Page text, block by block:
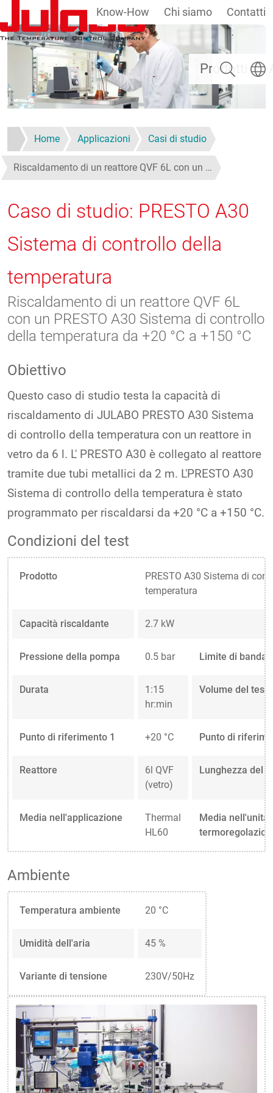
Salta al contenuto principale
Prodotti
Know-How Chi siamo Contatti
Ricerca
Home Applicazioni Casi di studio
Riscaldamento di un reattore QVF 6L con un …
Caso di studio: PRESTO A30
Sistema di controllo della
temperatura
Riscaldamento di un reattore QVF 6L
con un PRESTO A30 Sistema di controllo
della temperatura da +20 °C a +150 °C
Obiettivo
Questo caso di studio testa la capacità di
riscaldamento di JULABO PRESTO A30 Sistema
di controllo della temperatura con un reattore in
vetro da 6 l. L' PRESTO A30 è collegato al reattore
tramite due tubi metallici da 2 m. L'PRESTO A30
Sistema di controllo della temperatura è stato
programmato per riscaldarsi da +20 °C a +150 °C.
Condizioni del test
Prodotto
PRESTO A30 Sistema di
temperatura
Capacità riscaldante 2.7 kW
Pressione della pompa 0.5 bar Limite di banda
Durata
1:15
hr:min
Volume del test
Punto di riferimento 1 +20 °C Punto di
Reattore
6l QVF
(vetro)
Lunghezza del
Media nell'applicazione
Thermal
HL60
Media nell'unità
Ambiente
Temperatura ambiente 20 °C
Umidità dell'aria 45 %
Variante di tensione 230V/50Hz